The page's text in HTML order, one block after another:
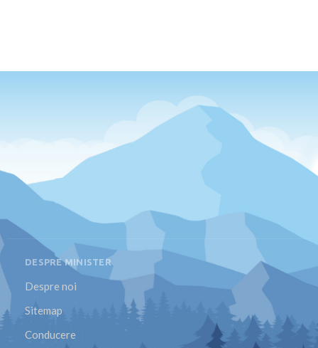
DESPRE MINISTER
Despre noi
Sitemap
Conducere